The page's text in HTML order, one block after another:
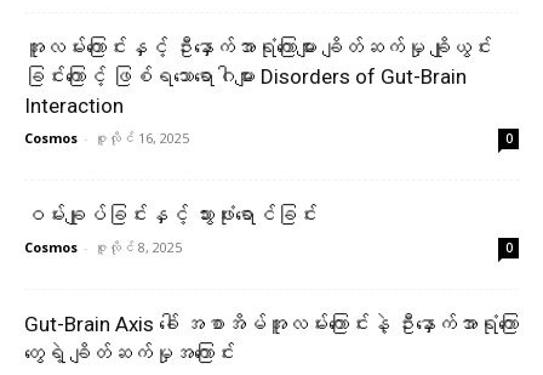
အူလမ်းကြောင်းနှင့် ဦးနှောက်အာရုံကြောများ ချိတ်ဆက်မှု ချိုယွင်း
ခြင်းကြောင့် ဖြစ်ရသောရောဂါများ Disorders of Gut-Brain
Interaction
Cosmos - ဇူလိုင် 16, 2025 0
ဝမ်းချုပ်ခြင်းနှင့် သွားဖုံးရောင်ခြင်း
Cosmos - ဇူလိုင် 8, 2025 0
Gut-Brain Axis ခေါ် အစာအိမ်အူလမ်း‌ကြောင်းနဲ့ ဦးနှောက်အာရုံကြော
တွေရဲ့ ချိတ်ဆက်မှုအကြောင်း